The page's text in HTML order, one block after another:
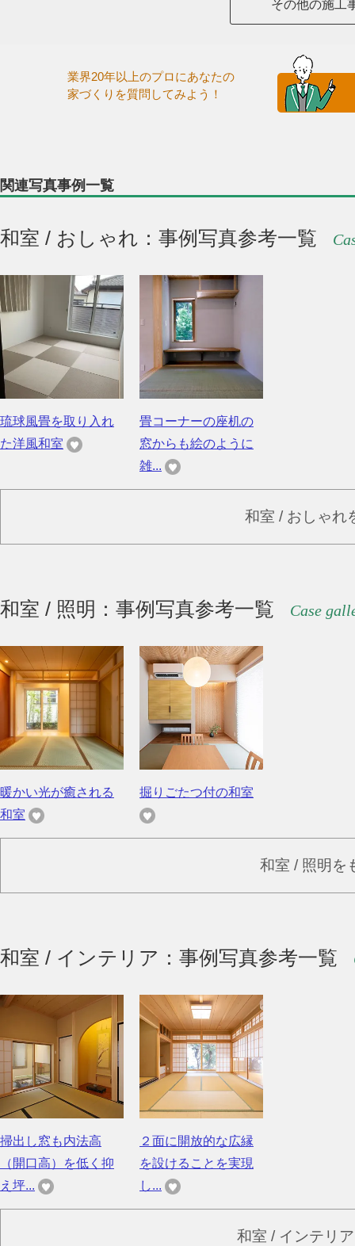
その他の施工
業界20年以上のプロにあなたの
家づくりを質問してみよう！
関連写真事例一覧
和室 / おしゃれ：事例写真参考一覧
琉球風畳を取り入れ
た洋風和室
畳コーナーの座机の
窓からも絵のように
雑...
和室 / おしゃれ
和室 / 照明：事例写真参考一覧 Case
暖かい光が癒される
和室
掘りごたつ付の和室
和室 / 照明を
和室 / インテリア：事例写真参考一覧
掃出し窓も内法高
（開口高）を低く抑
え坪...
２面に開放的な広縁
を設けることを実現
し...
和室 / インテリ